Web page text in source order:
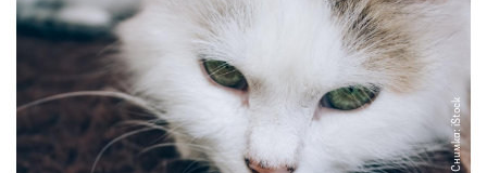
Снимка: iStock